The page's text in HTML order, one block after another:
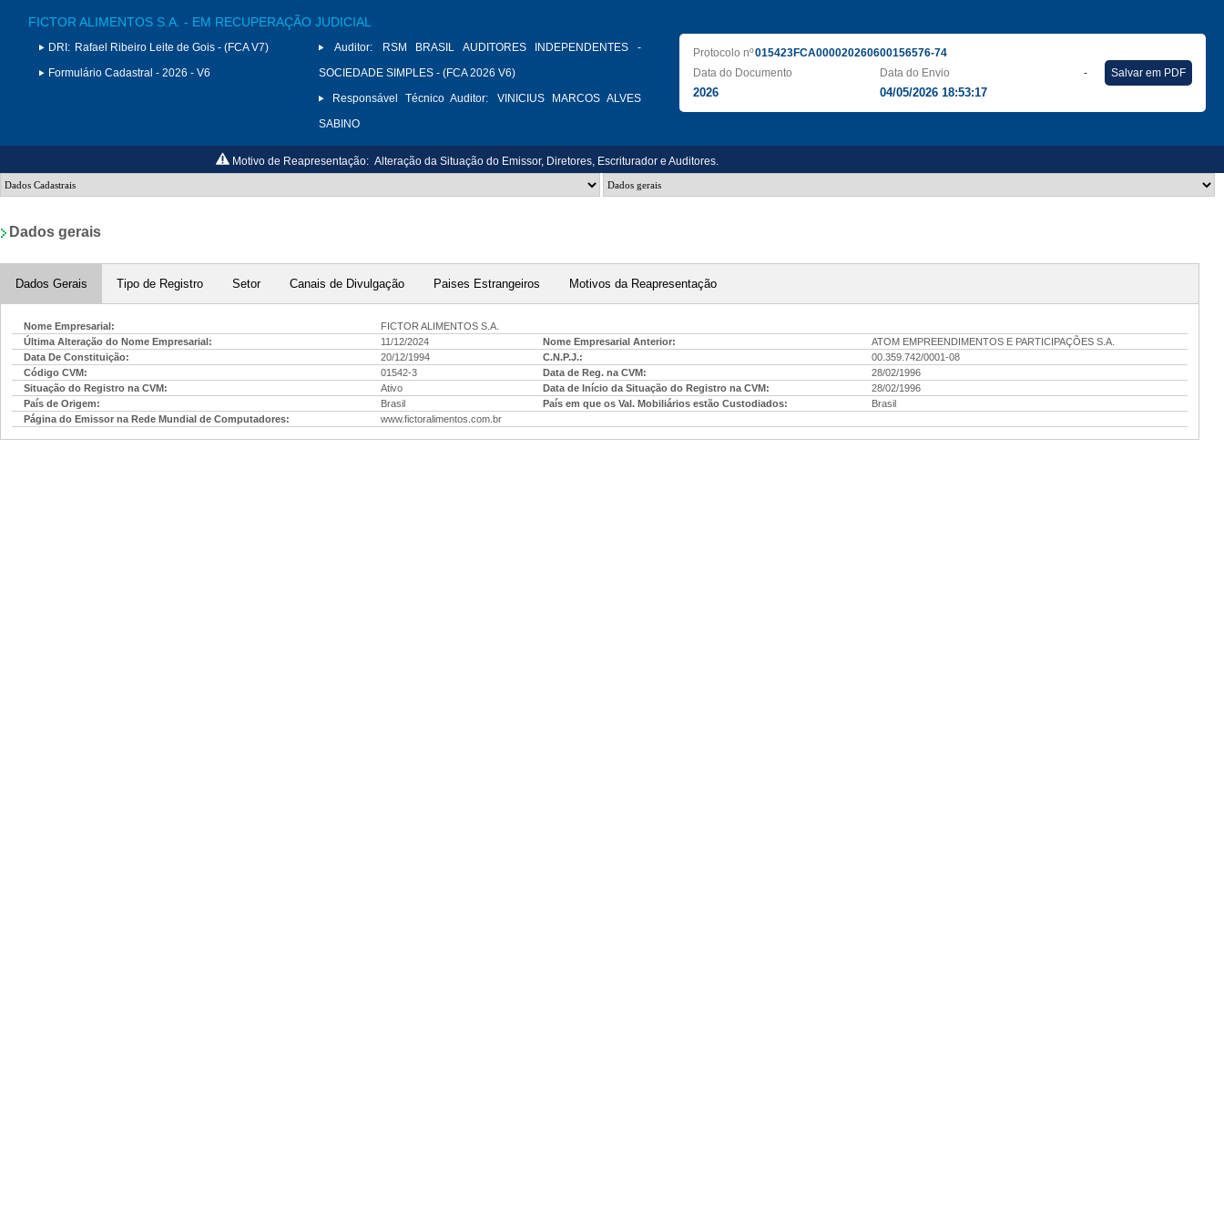
FICTOR ALIMENTOS S.A. - EM RECUPERAÇÃO JUDICIAL
DRI: Rafael Ribeiro Leite de Gois - (FCA V7)
Formulário Cadastral - 2026 - V6
Auditor:
RSM BRASIL AUDITORES INDEPENDENTES -
SOCIEDADE SIMPLES - (FCA 2026 V6)
Responsável Técnico Auditor:
VINICIUS MARCOS ALVES
SABINO
Protocolo nº015423FCA000020260600156576-74
Data do Documento
2026
Data do Envio
04/05/2026 18:53:17
- Salvar em PDF
Motivo de Reapresentação: Alteração da Situação do Emissor, Diretores, Escriturador e Auditores.